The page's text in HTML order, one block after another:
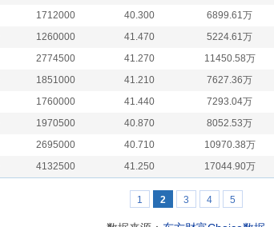
1712000 40.300 6899.61万
1260000 41.470 5224.61万
2774500 41.270 11450.58万
1851000 41.210 7627.36万
1760000 41.440 7293.04万
1970500 40.870 8052.53万
2695000 40.710 10970.38万
4132500 41.250 17044.90万
1 2 3 4 5